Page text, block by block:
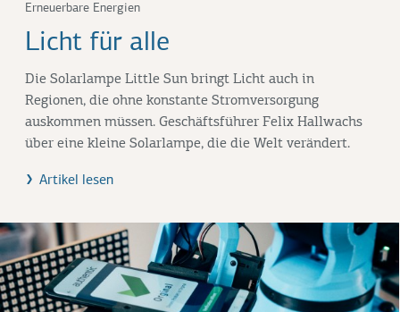
Erneuerbare Energien
Licht für alle
Die Solarlampe Little Sun bringt Licht auch in
Regionen, die ohne konstante Stromversorgung
auskommen müssen. Geschäftsführer Felix Hallwachs
über eine kleine Solarlampe, die die Welt verändert.
Artikel lesen